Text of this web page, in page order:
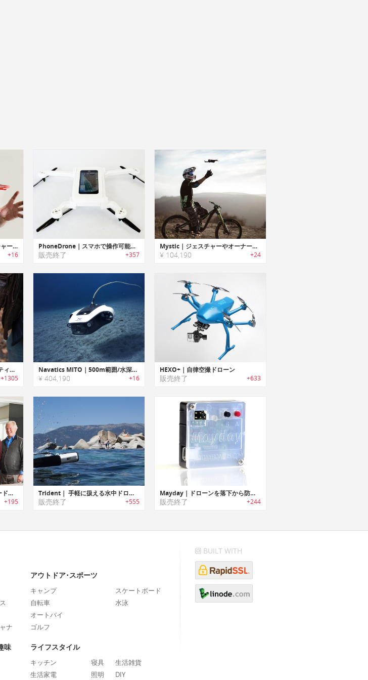
UDrone｜マインド・ジェスチャーでコントロール可能なドローン「ユードローン」
+16
PhoneDrone｜スマホで操作可能なパーソナルドローン「フォン・ドローン」
販売終了 +357
Mystic｜ジェスチャーやオーナーを認識可能なAI搭載ドローン「ミスティック」
¥ 104,190 +24
PITTA｜アクション/セキュリティーカメラとして使用可能な4Kセルフィードローン「ピータ」
+1305
Navatics MITO｜500m範囲/水深40mでスムーズな水中撮影が可能なポータブル水中ドローン「ナバティクスミト」
¥ 404,190 +16
HEXO+｜自律空撮ドローン
販売終了 +633
Aire｜自動飛行セキュリティードローン「エアー」
+195
Trident｜ 手軽に扱える水中ドローン「トライデント」
販売終了 +555
Mayday｜ドローンを落下から防止する小型デバイス「メイデイ」
販売終了 +244
ナ
アウトドア･スポーツ
キャンプ
自転車
オートバイ
ゴルフ
スケートボード
水泳
味 ライフスタイル
キッチン
生活家電
寝具
照明
生活雑貨
DIY
BUILT WITH